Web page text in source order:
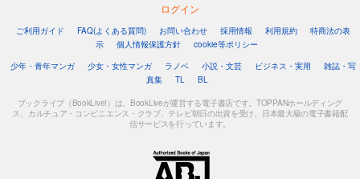
ログイン
ご利用ガイド FAQ(よくある質問) お問い合わせ 採用情報 利用規約
特商法の表
示
個人情報保護方針
cookie等ポリシー
少年・青年マンガ
少女・女性マンガ ラノベ 小説・文芸 ビジネス・実用
雑誌・写
真集
TL BL
ブックライブ（BookLive!）は、BookLiveが運営する電子書店です。TOPPANホールディング
ス、カルチュア・コンビニエンス・クラブ、テレビ朝日の出資を受け、日本最大級の電子書籍配
信サービスを行っています。